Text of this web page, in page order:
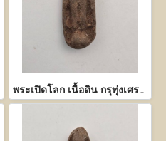
พระเปิดโลก เนื้อดิน กรุทุ่งเศรษฐี กำแพงเพชร